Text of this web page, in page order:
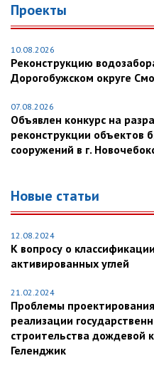
Проекты
10.08.2026
Реконструкцию
Дорогобужском округе
07.08.2026
Объявлен конкурс на
реконструкции объектов
сооружений в г.
Новые статьи
12.08.2024
К вопросу о
активированных углей
21.02.2024
Проблемы
реализации
строительства дождевой
Геленджик